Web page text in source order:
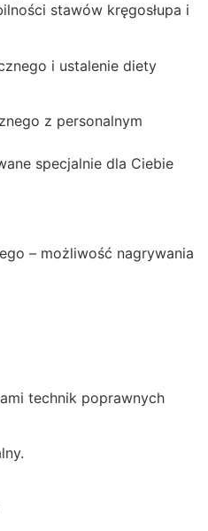
stawów kręgosłupa i
i ustalenie diety
z personalnym
specjalnie dla Ciebie
– możliwość nagrywania
technik poprawnych